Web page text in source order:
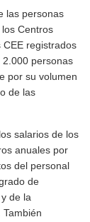
las personas
Centros
registrados
personas
por su volumen
de las
salarios de los
anuales por
del personal
de
de la